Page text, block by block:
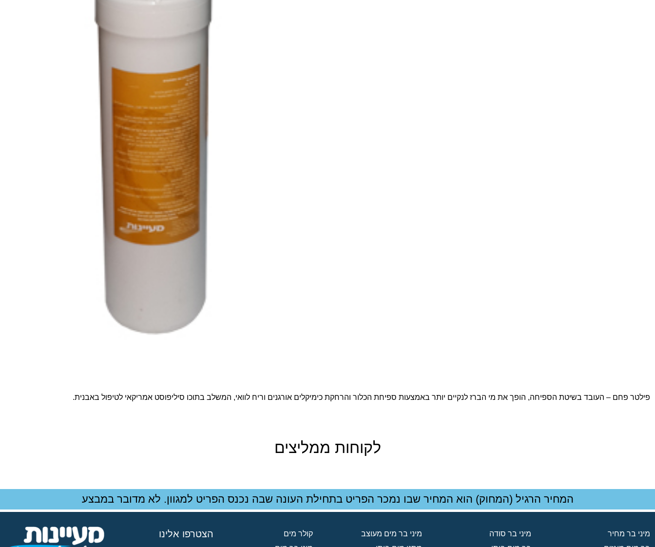
פילטר פחם – העובד בשיטת הספיחה, הופך את מי הברז לנקיים יותר באמצעות ספיחת הכלור והרחקת כימיקלים אורגנים וריח לוואי, המשלב בתוכו סיליפוסט אמריקאי לטיפול באבנית.
לקוחות ממליצים
המחיר הרגיל (המחוק) הוא המחיר שבו נמכר הפריט בתחילת העונה שבה נכנס הפריט למגוון. לא מדובר במבצע
מיני בר מחיר
מיני בר סודה
מיני בר מים מעוצב
קולר מים
הצטרפו אלינו